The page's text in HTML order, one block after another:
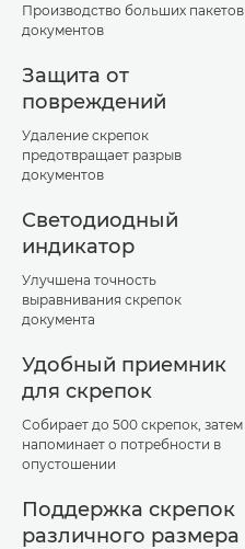
Производство больших пакетов
документов
Защита от
повреждений
Удаление скрепок
предотвращает разрыв
документов
Светодиодный
индикатор
Улучшена точность
выравнивания скрепок
документа
Удобный приемник
для скрепок
Собирает до 500 скрепок, затем
напоминает о потребности в
опустошении
Поддержка скрепок
различного размера